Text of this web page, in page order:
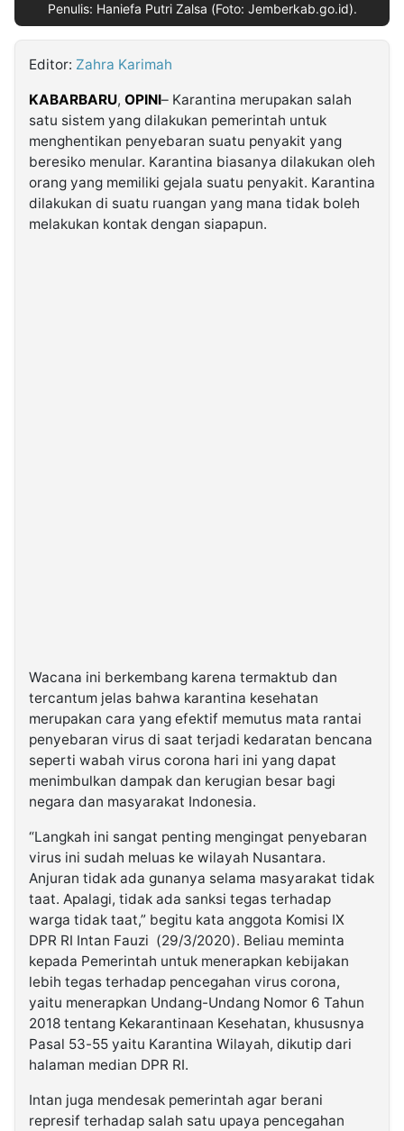
Kabarbaru.co
2026
Penulis: Haniefa Putri Zalsa (Foto: Jemberkab.go.id).
Editor: Zahra Karimah
KABARBARU, OPINI– Karantina merupakan salah
satu sistem yang dilakukan pemerintah untuk
menghentikan penyebaran suatu penyakit yang
beresiko menular. Karantina biasanya dilakukan oleh
orang yang memiliki gejala suatu penyakit. Karantina
dilakukan di suatu ruangan yang mana tidak boleh
melakukan kontak dengan siapapun.
Wacana ini berkembang karena termaktub dan
tercantum jelas bahwa karantina kesehatan
merupakan cara yang efektif memutus mata rantai
penyebaran virus di saat terjadi kedaratan bencana
seperti wabah virus corona hari ini yang dapat
menimbulkan dampak dan kerugian besar bagi
negara dan masyarakat Indonesia.
“Langkah ini sangat penting mengingat penyebaran
virus ini sudah meluas ke wilayah Nusantara.
Anjuran tidak ada gunanya selama masyarakat tidak
taat. Apalagi, tidak ada sanksi tegas terhadap
warga tidak taat,” begitu kata anggota Komisi IX
DPR RI Intan Fauzi (29/3/2020). Beliau meminta
kepada Pemerintah untuk menerapkan kebijakan
lebih tegas terhadap pencegahan virus corona,
yaitu menerapkan Undang-Undang Nomor 6 Tahun
2018 tentang Kekarantinaan Kesehatan, khususnya
Pasal 53-55 yaitu Karantina Wilayah, dikutip dari
halaman median DPR RI.
Intan juga mendesak pemerintah agar berani
represif terhadap salah satu upaya pencegahan